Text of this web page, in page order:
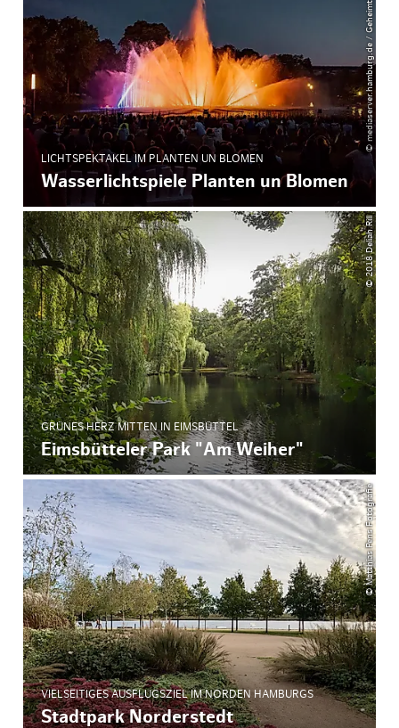
© mediaserver.hamburg.de / Geheimtipp Hamburg
LICHTSPEKTAKEL IM PLANTEN UN BLOMEN
Wasserlichtspiele Planten un Blomen
© 2018 Deliah Rill
GRÜNES HERZ MITTEN IN EIMSBÜTTEL
Eimsbütteler Park "Am Weiher"
© Matthias Pens Fotografie
VIELSEITIGES AUSFLUGSZIEL IM NORDEN HAMBURGS
Stadtpark Norderstedt